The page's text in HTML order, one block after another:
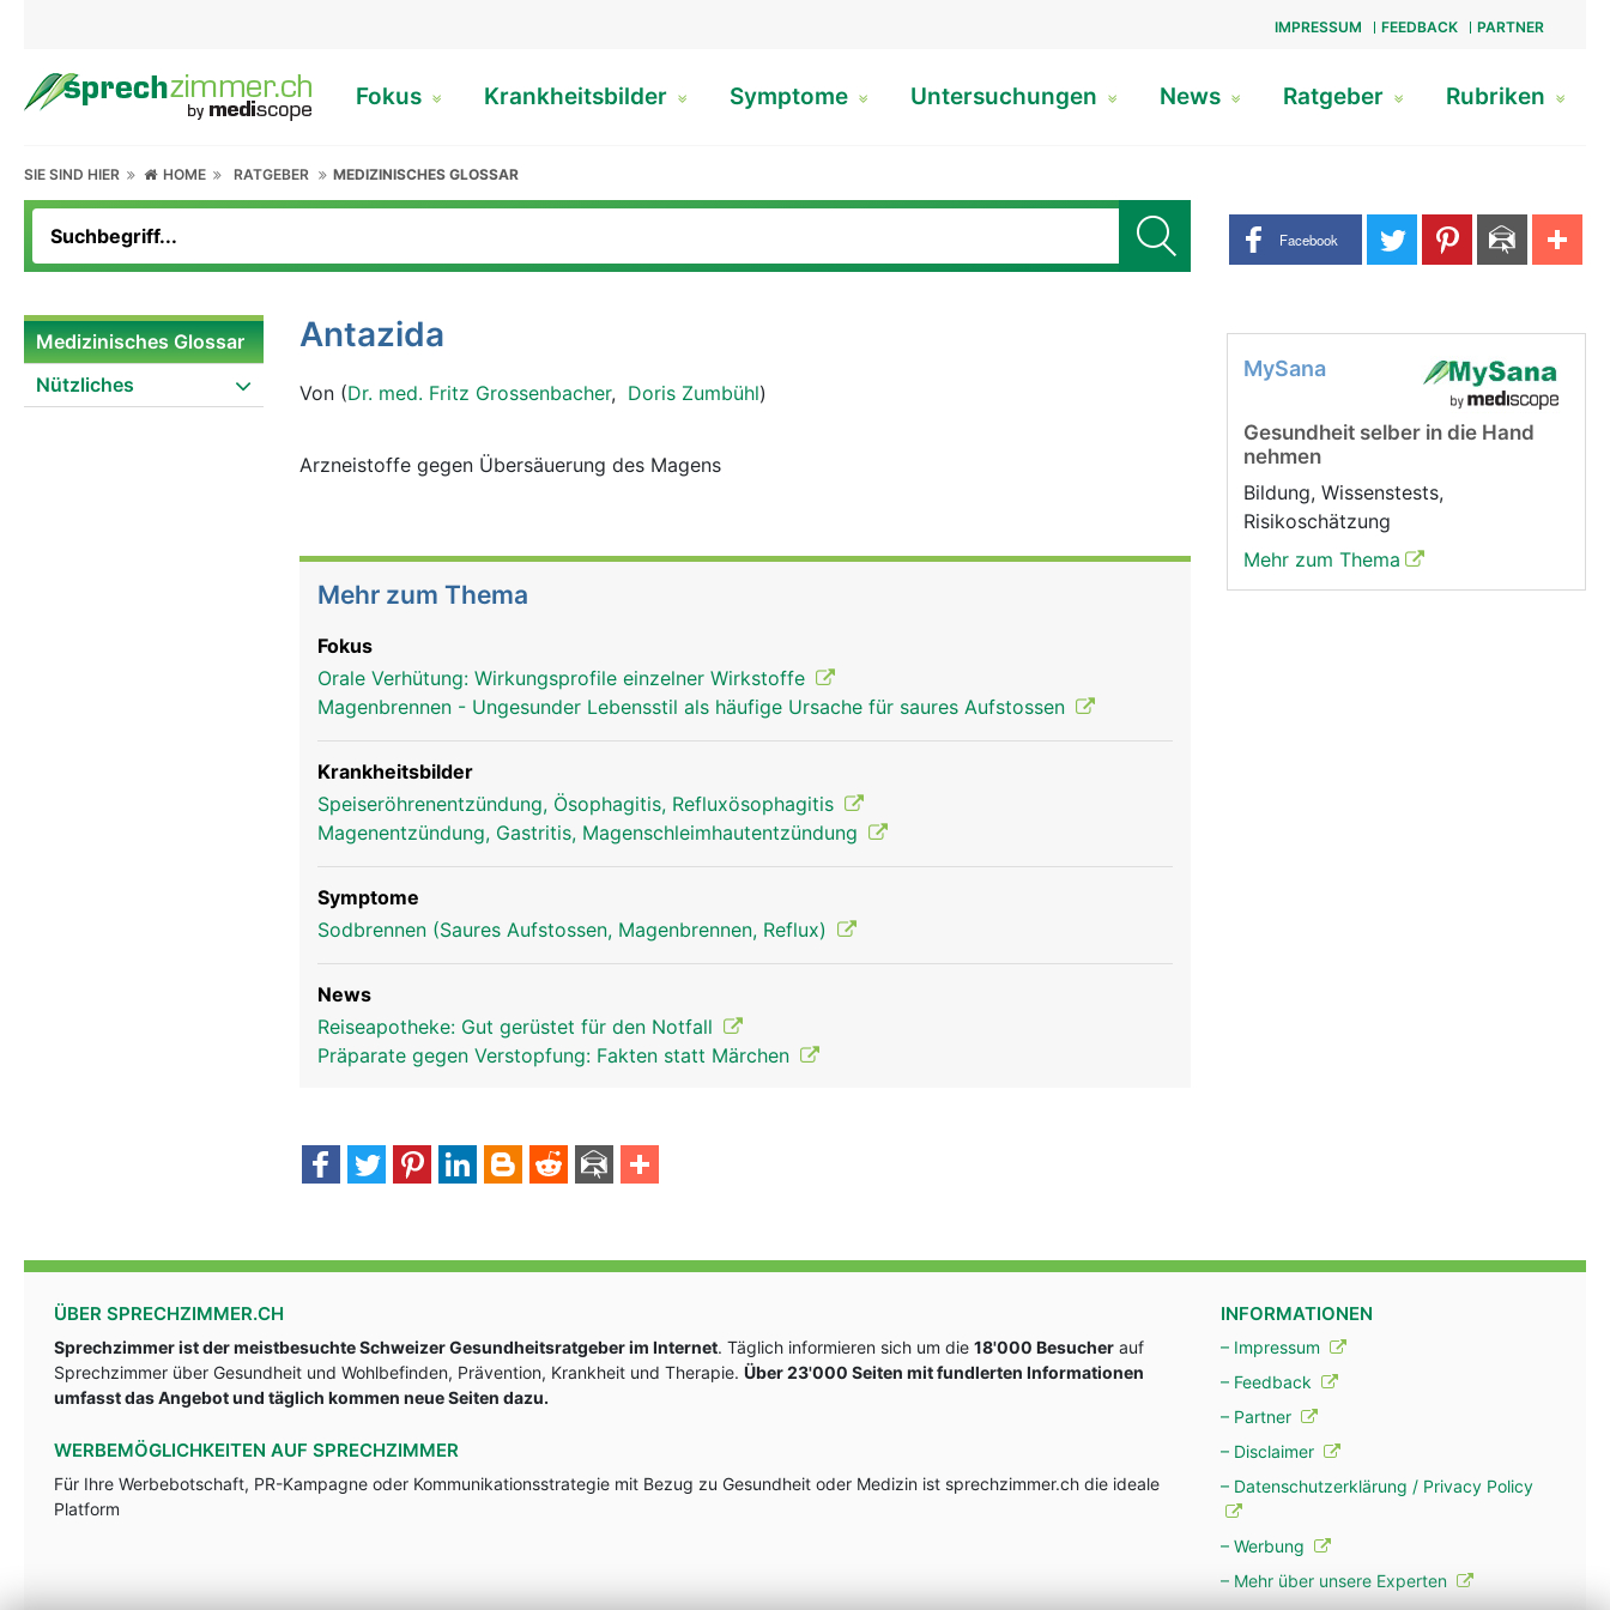
IMPRESSUM FEEDBACK PARTNER
Fokus Krankheitsbilder Symptome Untersuchungen News Ratgeber Rubriken
SIE SIND HIER HOME RATGEBER MEDIZINISCHES GLOSSAR
Share buttons
Facebook
Medizinisches Glossar
Nützliches
Antazida
Von (Dr. med. Fritz Grossenbacher, Doris Zumbühl)
Arzneistoffe gegen Übersäuerung des Magens
Mehr zum Thema
Fokus
Orale Verhütung: Wirkungsprofile einzelner Wirkstoffe
Magenbrennen - Ungesunder Lebensstil als häufige Ursache für saures Aufstossen
Krankheitsbilder
Speiseröhrenentzündung, Ösophagitis, Refluxösophagitis
Magenentzündung, Gastritis, Magenschleimhautentzündung
Symptome
Sodbrennen (Saures Aufstossen, Magenbrennen, Reflux)
News
Reiseapotheke: Gut gerüstet für den Notfall
Präparate gegen Verstopfung: Fakten statt Märchen
MySana
Gesundheit selber in die Hand
nehmen
Bildung, Wissenstests,
Risikoschätzung
Mehr zum Thema
ÜBER SPRECHZIMMER.CH
Sprechzimmer ist der meistbesuchte Schweizer Gesundheitsratgeber im Internet. Täglich informieren sich um die 18'000 Besucher auf
Sprechzimmer über Gesundheit und Wohlbefinden, Prävention, Krankheit und Therapie. Über 23'000 Seiten mit fundlerten Informationen
umfasst das Angebot und täglich kommen neue Seiten dazu.
WERBEMÖGLICHKEITEN AUF SPRECHZIMMER
Für Ihre Werbebotschaft, PR-Kampagne oder Kommunikationsstrategie mit Bezug zu Gesundheit oder Medizin ist sprechzimmer.ch die ideale
Platform
INFORMATIONEN
– Impressum
– Feedback
– Partner
– Disclaimer
– Datenschutzerklärung / Privacy Policy
– Werbung
– Mehr über unsere Experten